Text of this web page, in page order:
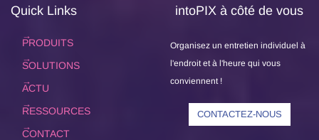
Quick Links
PRODUITS
SOLUTIONS
ACTU
RESSOURCES
CONTACT
intoPIX à côté de vous
Organisez un entretien individuel à
l'endroit et à l'heure qui vous
conviennent !
CONTACTEZ-NOUS